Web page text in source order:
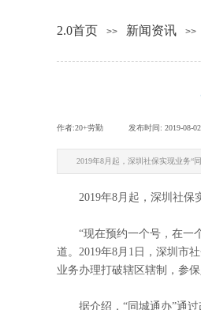
2.0首页 >> 新闻资讯 >>
作者:20+劳勤 发布时间: 2019-08-02
2019年8月起，深圳社保实现业务“
2019年8月起，深圳社保实
“现在预约一个号，在一个
道。2019年8月1日，深圳市
业务办理打破辖区辖制，参
据介绍，“同城通办”通过